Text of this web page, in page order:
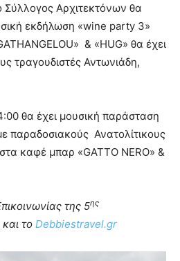
Αρχιτεκτόνων θα
εκδήλωση «wine party 3»
& «HUG» θα έχει
τραγουδιστές Αντωνιάδη,
θα έχει μουσική παράσταση
παραδοσιακούς Ανατολίτικους
καφέ μπαρ «GATTO NERO» &
της 5ης
το Debbiestravel.gr